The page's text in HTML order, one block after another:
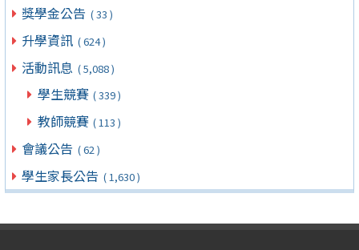
獎學金公告 ( 33 )
升學資訊 ( 624 )
活動訊息 ( 5,088 )
學生競賽 ( 339 )
教師競賽 ( 113 )
會議公告 ( 62 )
學生家長公告 ( 1,630 )